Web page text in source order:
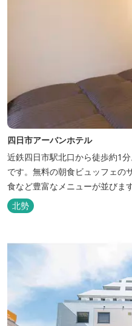
四日市アーバンホテル
近鉄四日市駅北口から徒歩約1
です。無料の朝食ビュッフェの
食など豊富なメニューが並びます
北勢